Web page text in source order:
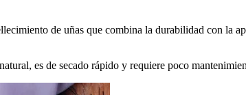
de uñas que combina la durabilidad con la
es de secado rápido y requiere poco